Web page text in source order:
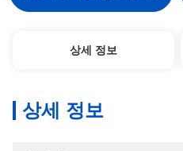
상세 정보
상세 정보